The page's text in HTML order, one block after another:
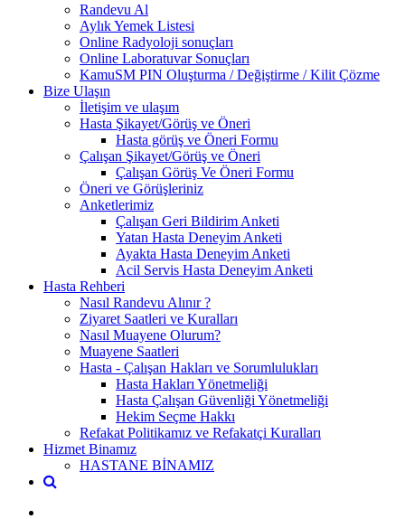
Randevu Al
Aylık Yemek Listesi
Online Radyoloji sonuçları
Online Laboratuvar Sonuçları
KamuSM PIN Oluşturma / Değiştirme / Kilit Çözme
Bize Ulaşın
İletişim ve ulaşım
Hasta Şikayet/Görüş ve Öneri
Hasta görüş ve Öneri Formu
Çalışan Şikayet/Görüş ve Öneri
Çalışan Görüş Ve Öneri Formu
Öneri ve Görüşleriniz
Anketlerimiz
Çalışan Geri Bildirim Anketi
Yatan Hasta Deneyim Anketi
Ayakta Hasta Deneyim Anketi
Acil Servis Hasta Deneyim Anketi
Hasta Rehberi
Nasıl Randevu Alınır ?
Ziyaret Saatleri ve Kuralları
Nasıl Muayene Olurum?
Muayene Saatleri
Hasta - Çalışan Hakları ve Sorumlulukları
Hasta Hakları Yönetmeliği
Hasta Çalışan Güvenliği Yönetmeliği
Hekim Seçme Hakkı
Refakat Politikamız ve Refakatçi Kuralları
Hizmet Binamız
HASTANE BİNAMIZ